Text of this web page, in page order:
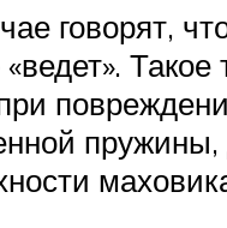
говорят,
Такое
пружины,